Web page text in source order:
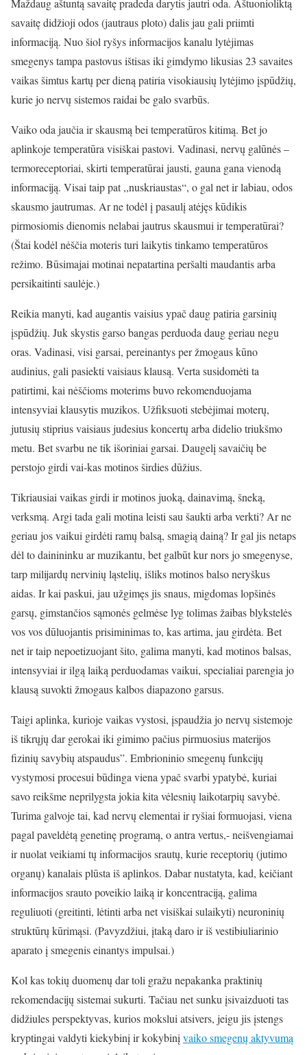
Maždaug aštuntą savaitę pradeda darytis jautri oda. Aštuonioliktą
savaitę didžioji odos (jautraus ploto) dalis jau gali priimti
informaciją. Nuo šiol ryšys informacijos kanalu lytėjimas
smegenys tampa pastovus ištisas iki gimdymo likusias 23 savaites
vaikas šimtus kartų per dieną patiria visokiausių lytėjimo įspūdžių,
kurie jo nervų sistemos raidai be galo svarbūs.
Vaiko oda jaučia ir skausmą bei temperatūros kitimą. Bet jo
aplinkoje temperatūra visiškai pastovi. Vadinasi, nervų galūnės –
termoreceptoriai, skirti temperatūrai jausti, gauna gana vienodą
informaciją. Visai taip pat ,,nuskriaustas“, o gal net ir labiau, odos
skausmo jautrumas. Ar ne todėl į pasaulį atėjęs kūdikis
pirmosiomis dienomis nelabai jautrus skausmui ir temperatūrai?
(Štai kodėl nėščia moteris turi laikytis tinkamo temperatūros
režimo. Būsimajai motinai nepatartina peršalti maudantis arba
persikaitinti saulėje.)
Reikia manyti, kad augantis vaisius ypač daug patiria garsinių
įspūdžių. Juk skystis garso bangas perduoda daug geriau negu
oras. Vadinasi, visi garsai, pereinantys per žmogaus kūno
audinius, gali pasiekti vaisiaus klausą. Verta susidomėti ta
patirtimi, kai nėščioms moterims buvorekomenduojama
intensyviai klausytis muzikos. Užfiksuoti stebėjimai moterų,
jutusių stiprius vaisiaus judesius koncertų arba didelio triukšmo
metu. Bet svarbu ne tik išoriniai garsai. Daugelį savaičių be
perstojo girdi vai-kas motinos širdies dūžius.
Tikriausiai vaikas girdi ir motinos juoką, dainavimą, šneką,
verksmą. Argi tada gali motina leisti sau šaukti arba verkti? Ar ne
geriau jos vaikui girdėti ramų balsą, smagią dainą? Ir gal jis netaps
dėl to dainininku ar muzikantu, bet galbūt kur nors jo smegenyse,
tarp milijardų nervinių ląstelių, išliks motinos balso neryškus
aidas. Ir kai paskui, jau užgimęs jis snaus, migdomas lopšinės
garsų, gimstančios sąmonės gelmėse lyg tolimas žaibas blykstelės
vos vos dūluojantis prisiminimas to, kas artima, jau girdėta. Bet
net ir taip nepoetizuojant šito, galima manyti, kad motinos balsas,
intensyviai ir ilgą laiką perduodamas vaikui, specialiai parengia jo
klausą suvokti žmogaus kalbos diapazono garsus.
Taigi aplinka, kurioje vaikas vystosi, įspaudžia jo nervų sistemoje
iš tikrųjų dar gerokai iki gimimo pačius pirmuosius materijos
fizinių savybių atspaudus”. Embrioninio smegenų funkcijų
vystymosi procesui būdinga viena ypač svarbi ypatybė, kuriai
savo reikšme neprilygsta jokia kita vėlesnių laikotarpių savybė.
Turima galvoje tai, kad nervų elementai ir ryšiai formuojasi, viena
pagal paveldėtą genetinę programą, o antra vertus,- neišvengiamai
ir nuolat veikiami tų informacijos srautų, kurie receptorių (jutimo
organų) kanalais plūsta iš aplinkos. Dabar nustatyta, kad, keičiant
informacijos srauto poveikio laiką ir koncentraciją, galima
reguliuoti (greitinti, lėtinti arba net visiškai sulaikyti) neuroninių
struktūrų kūrimąsi. (Pavyzdžiui, įtaką daro ir iš vestibiuliarinio
aparato į smegenis einantys impulsai.)
Kol kas tokių duomenų dar toli gražu nepakanka praktinių
rekomendacijų sistemai sukurti. Tačiau net sunku įsivaizduoti tas
didžiules perspektyvas, kurios mokslui atsivers, jeigu jis įstengs
kryptingai valdyti kiekybinį ir kokybinį vaiko smegenų aktyvumą